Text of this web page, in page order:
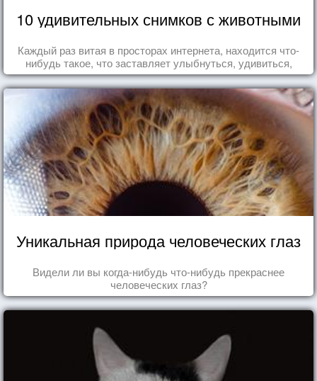
10 удивительных снимков с животными
Каждый раз витая в просторах интернета, находится что-
нибудь такое, что заставляет улыбнуться, удивиться,
восхититься...
Уникальная природа человеческих глаз
Видели ли вы когда-нибудь что-нибудь прекраснее
человеческих глаз?